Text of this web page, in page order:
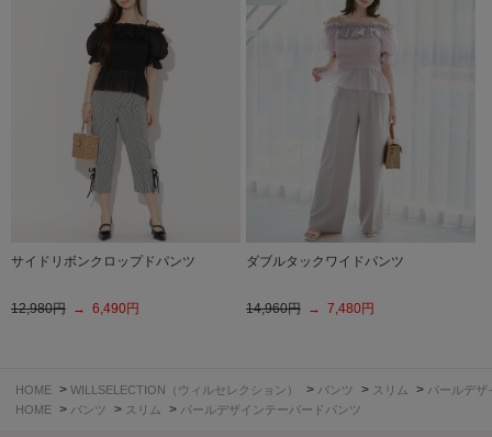
サイドリボンクロップドパンツ
12,980円 → 6,490円
ダブルタックワイドパンツ
14,960円 → 7,480円
HOME > WILLSELECTION（ウィルセレクション） > パンツ > スリム > パールデザ
HOME > パンツ > スリム > パールデザインテーパードパンツ